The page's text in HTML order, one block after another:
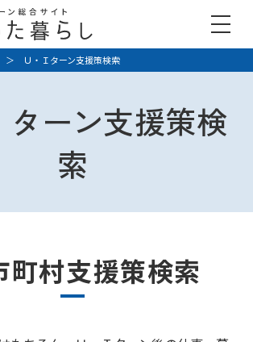
＞ Ｕ・Ｉターン支援策検索
ターン支援策検
索
町村支援策検索